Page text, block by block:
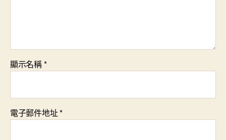
顯示名稱*
電子郵件地址*